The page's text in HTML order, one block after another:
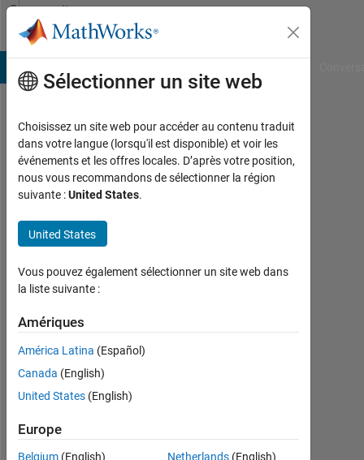
Passer au contenu
Community
Profile
Sathya
Sri
Chikoti
Last
10
mois
il y a
0
Following:
0
Sélectionner un site web
Choisissez un site web pour accéder au contenu traduit
dans votre langue (lorsqu'il est disponible) et voir les
événements et les offres locales. D’après votre position,
nous vous recommandons de sélectionner la région
suivante :United States.
United States
Vous pouvez également sélectionner un site web dans
la liste suivante :
Amériques
América Latina (Español)
Canada (English)
United States (English)
Europe
Belgium (English)
Netherlands(English)